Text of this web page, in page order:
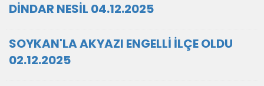
DİNDAR NESİL 04.12.2025
SOYKAN'LA AKYAZI ENGELLİ İLÇE OLDU
02.12.2025